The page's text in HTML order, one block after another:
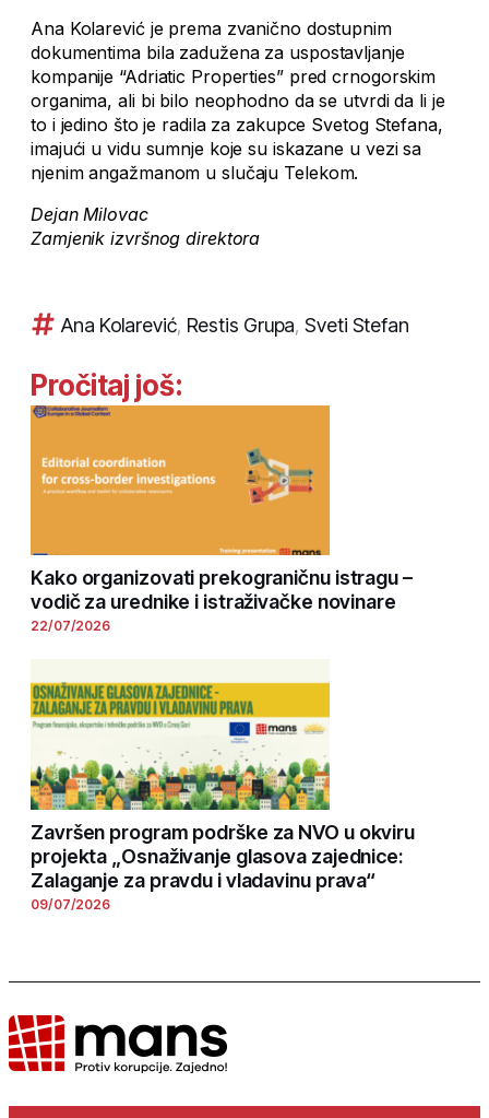
Ana Kolarević je prema zvanično dostupnim
dokumentima bila zadužena za uspostavljanje
kompanije “Adriatic Properties” pred crnogorskim
organima, ali bi bilo neophodno da se utvrdi da li je
to i jedino što je radila za zakupce Svetog Stefana,
imajući u vidu sumnje koje su iskazane u vezi sa
njenim angažmanom u slučaju Telekom.
Dejan Milovac
Zamjenik izvršnog direktora
Ana Kolarević, Restis Grupa,Sveti Stefan
Pročitaj još:
Kako organizovati prekograničnu istragu –
vodič za urednike i istraživačke novinare
22/07/2026
Završen program podrške za NVO u okviru
projekta „Osnaživanje glasova zajednice:
Zalaganje za pravdu i vladavinu prava“
09/07/2026